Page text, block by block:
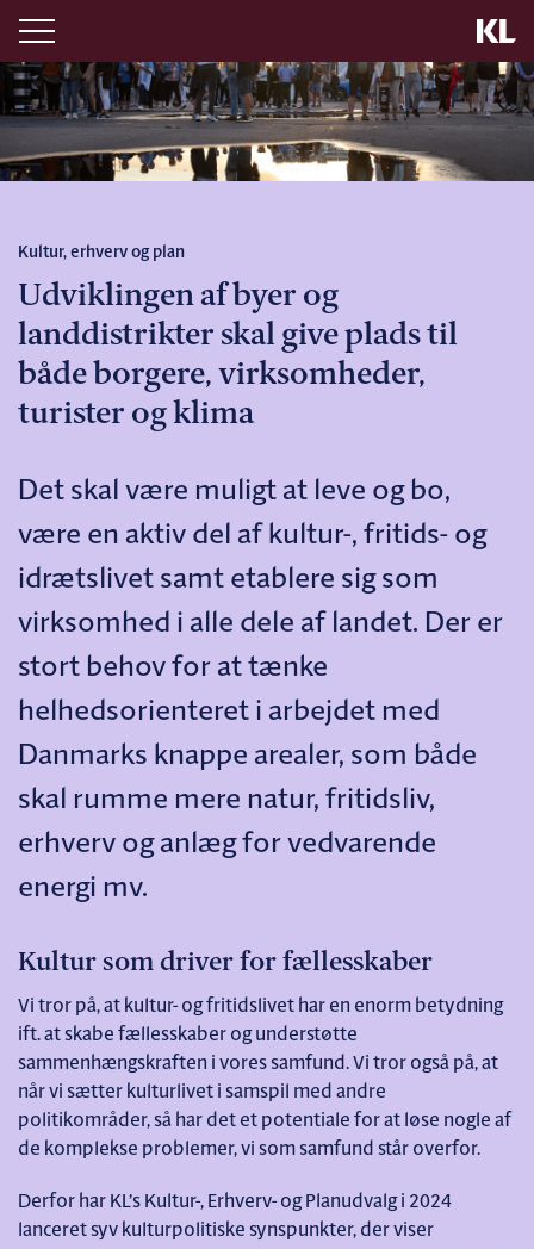
Kultur, erhverv og plan
Udviklingen af byer og
landdistrikter skal give plads til
både borgere, virksomheder,
turister og klima
Det skal være muligt at leve og bo,
være en aktiv del af kultur-, fritids- og
idrætslivet samt etablere sig som
virksomhed i alle dele af landet. Der er
stort behov for at tænke
helhedsorienteret i arbejdet med
Danmarks knappe arealer, som både
skal rumme mere natur, fritidsliv,
erhverv og anlæg for vedvarende
energi mv.
Kultur som driver for fællesskaber
Vi tror på, at kultur- og fritidslivet har en enorm betydning
ift. at skabe fællesskaber og understøtte
sammenhængskraften i vores samfund. Vi tror også på, at
når vi sætter kulturlivet i samspil med andre
politikområder, så har det et potentiale for at løse nogle af
de komplekse problemer, vi som samfund står overfor.
Derfor har KL’s Kultur-, Erhverv- og Planudvalg i 2024
lanceret syv kulturpolitiske synspunkter, der viser